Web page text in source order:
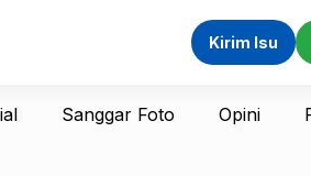
Kirim Isu
Sanggar Foto Opini